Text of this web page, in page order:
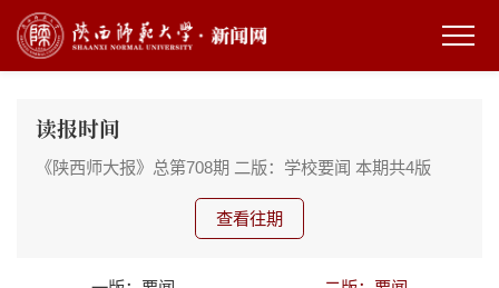
读报时间
《陕西师大报》总第708期 二版：学校要闻 本期共4版
查看往期